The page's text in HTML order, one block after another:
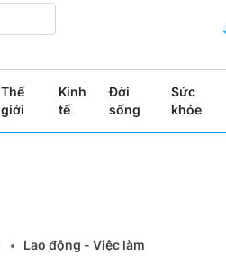
Thế
giới
Kinh
tế
Đời
sống
Sức
khỏe
Lao động - Việc làm